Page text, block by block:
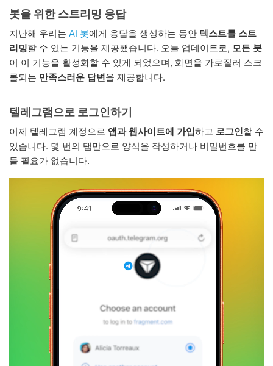
봇을 위한 스트리밍 응답
지난해 우리는 AI 봇에게 응답을 생성하는 동안 텍스트를 스트
리밍할 수 있는 기능을 제공했습니다. 오늘 업데이트로, 모든 봇
이 이 기능을 활성화할 수 있게 되었으며, 화면을 가로질러 스크
롤되는 만족스러운 답변을 제공합니다.
텔레그램으로 로그인하기
이제 텔레그램 계정으로 앱과 웹사이트에 가입하고 로그인할 수
있습니다. 몇 번의 탭만으로 양식을 작성하거나 비밀번호를 만
들 필요가 없습니다.